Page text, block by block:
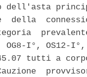
dell'asta
della
OG8-I°, OS12-
tutti a